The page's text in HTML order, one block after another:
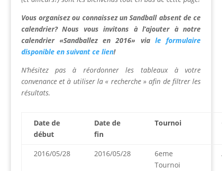
Vous organisez ou connaissez un Sandball absent de ce
calendrier? Nous vous invitons à l’ajouter à notre
calendrier «Sandballez en 2016» viale formulaire
disponible en suivant ce lien!
N’hésitez pas à réordonner les tableaux à votre
convenance et à utiliser la « recherche » afin de filtrer les
résultats.
Date de
début
Date de
fin
Tournoi
2016/05/28 2016/05/28
6eme
Tournoi